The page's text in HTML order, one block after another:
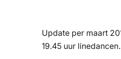
Update per maart
19.45 uur linedancen.